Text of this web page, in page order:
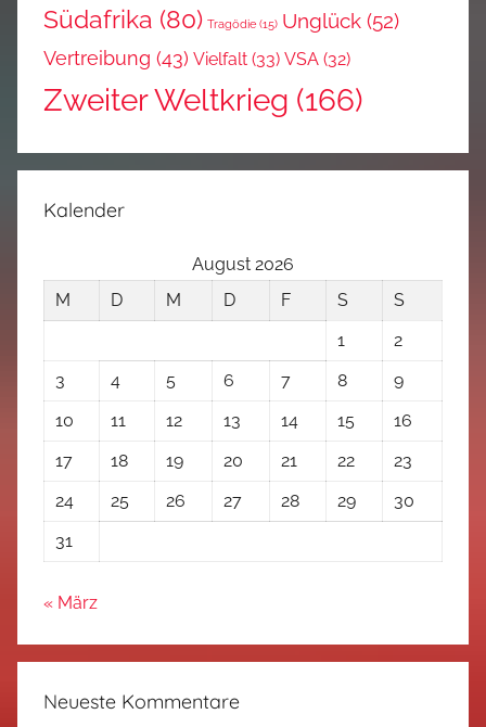
Südafrika (80) Tragödie (15) Unglück (52)
Vertreibung (43) Vielfalt (33) VSA (32)
Zweiter Weltkrieg (166)
Kalender
August 2026
M
D M D F S
S
1
2
3
4 5 6 7 8
9
10
11 12 13 14 15
16
17
18 19 20 21 22
23
24
25 26 27 28 29
30
31
« März
Neueste Kommentare